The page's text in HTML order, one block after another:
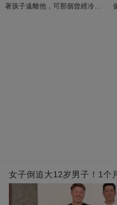
著孩子遠離他，可那個曾經冷漠
女子倒追大12岁男子！1个